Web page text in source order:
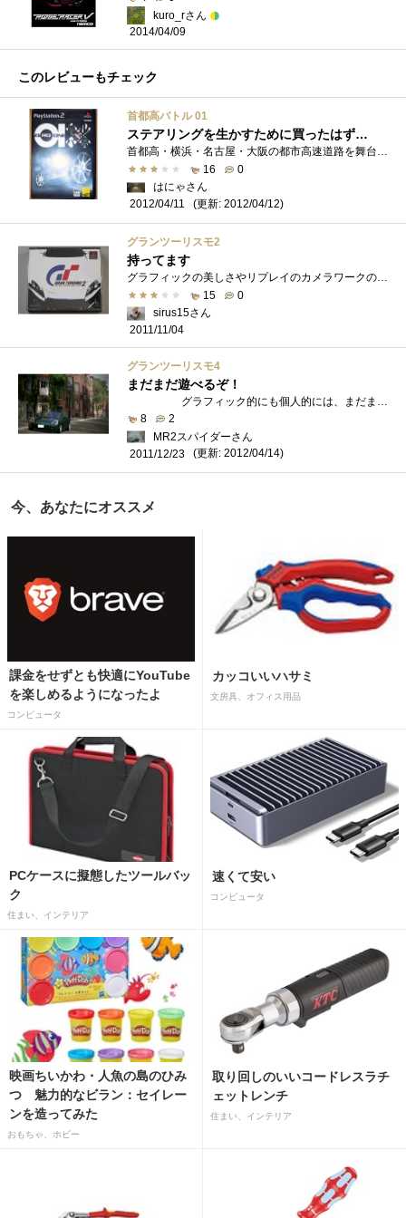
kuro_rさん
2014/04/09
このレビューもチェック
首都高バトル 01
ステアリングを生かすために買ったはず…
首都高・横浜・名古屋・大阪の都市高速道路を舞台に、1プレイヤーor2プレイヤーで走行できるPS2のゲーム。姪っ子が遊びにくるときに、中古で購�...
16
0
はにゃさん
2012/04/11
(更新: 2012/04/12)
グランツーリスモ2
持ってます
グラフィックの美しさやリプレイのカメラワークの巧みさ、挙動のリアルさなどによって話題を呼び、累計6000万本以上の出荷を記録したシリーズ�...
15
0
sirus15さん
2011/11/04
グランツーリスモ4
まだまだ遊べるぞ！
8
2
MR2スパイダーさん
2011/12/23
(更新: 2012/04/14)
今、あなたにオススメ
課金をせずとも快適にYouTube
を楽しめるようになったよ
コンピュータ
カッコいいハサミ
文房具、オフィス用品
PCケースに擬態したツールバッ
ク
住まい、インテリア
速くて安い
コンピュータ
映画ちいかわ・人魚の島のひみ
つ 魅力的なビラン：セイレー
ンを造ってみた
おもちゃ、ホビー
取り回しのいいコードレスラチ
ェットレンチ
住まい、インテリア